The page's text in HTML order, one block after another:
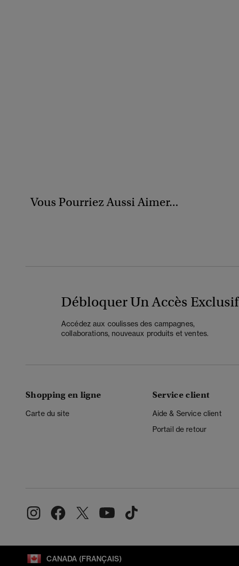
Vous Pourriez Aussi Aimer...
Débloquer Un Accès Exclusif
Accédez aux coulisses des campagnes,
collaborations, nouveaux produits et ventes.
Shopping en ligne
Carte du site
Service client
Aide & Service client
Portail de retour
CANADA (FRANÇAIS)